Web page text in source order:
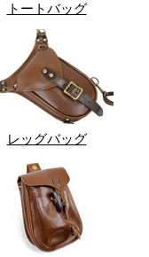
トートバッグ
レッグバッグ